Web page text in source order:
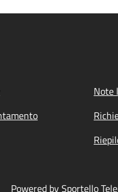
Note
Powered by Sportello